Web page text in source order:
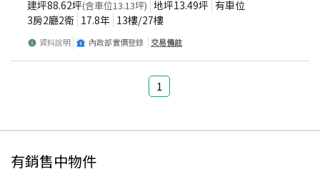
建坪88.62坪(含車位13.13坪) 地坪13.49坪 有車位
3房2廳2衛 17.8年 13樓/27樓
資料說明 內政部實價登錄 交易備註
1
有銷售中物件